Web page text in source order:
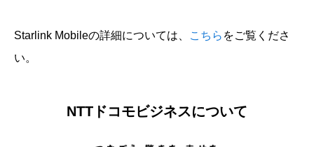
Starlink Mobileの詳細については、 こちら をご覧くださ
い。
NTTドコモビジネスについて